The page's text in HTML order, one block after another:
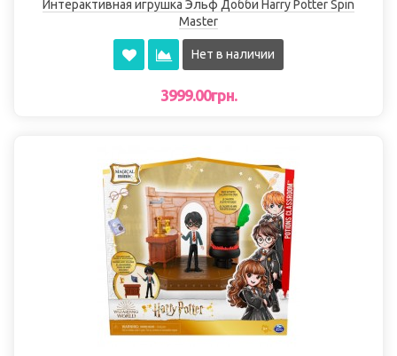
Интерактивная игрушка Эльф Добби Harry Potter Spin
Master
Нет в наличии
3999.00грн.